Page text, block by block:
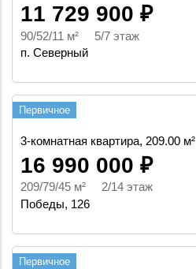
11 729 900 ₽
90/52/11 м² 5/7 этаж
п. Северный
Первичное
3-комнатная квартира, 209.00 м²
16 990 000 ₽
209/79/45 м² 2/14 этаж
Победы, 126
Первичное